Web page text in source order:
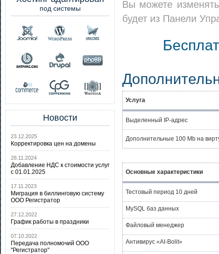
под системы
Новости
23.12.2025
Корректировка цен на домены
28.11.2024
Добавление НДС к стоимости услуг
с 01.01.2025
17.11.2023
Миграция в биллинговую систему
ООО Регистратор
27.12.2022
График работы в праздники
07.10.2022
Передача полномочий ООО
"Регистратор"
Вы можете
будет из Панели
Услуга
Выделенный IP-адрес
Дополнительные 100 Mb на
Основные характеристики
Тестовый период 10 дней
MySQL баз данных
Файловый менеджер
Антивирус «AI-Bolit»